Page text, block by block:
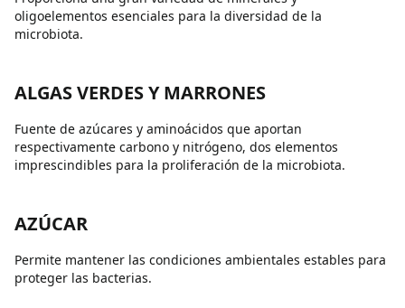
oligoelementos esenciales para la diversidad de la
microbiota.
ALGAS VERDES Y MARRONES
Fuente de azúcares y aminoácidos que aportan
respectivamente carbono y nitrógeno, dos elementos
imprescindibles para la proliferación de la microbiota.
AZÚCAR
Permite mantener las condiciones ambientales estables para
proteger las bacterias.